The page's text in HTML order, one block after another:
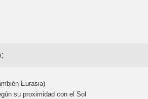
Eurasia)
su proximidad con el Sol